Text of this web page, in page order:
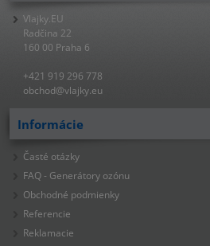
Vlajky.EU
Radčina 22
160 00 Praha 6
+421 919 296 778
obchod@vlajky.eu
Informácie
Časté otázky
FAQ - Generátory ozónu
Obchodné podmienky
Referencie
Reklamacie